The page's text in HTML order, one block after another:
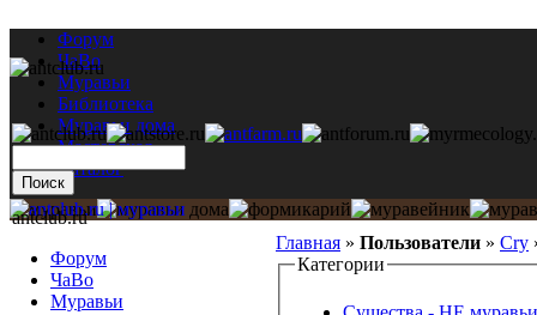
Форум
ЧаВо
Муравьи
Библиотека
Муравьи дома
Мастерская
Каталог
Главная » Пользователи » Cry
Категории
antclub.ru
Форум
ЧаВо
Муравьи